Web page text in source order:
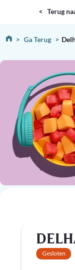
< Terug
Ga Terug
Gesloten